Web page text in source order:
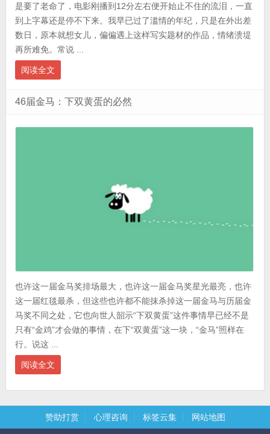
是要了老命了，电影刚播到12分左右便开始止不住的流泪，一直
到上字幕还是停不下来。我早已过了滥情的年纪，只是在外出差
数日，原本就想女儿，偏偏遇上这样写实题材的作品，情绪溃堤
再所难免。常说 ...
阅读全文
46届金马：下双黄蛋的必然
也许这一届金马奖排场最大，也许这一届金马奖星光最亮，也许
这一届红毯最杀，但这些也许都不能抹杀掉这一届金马与历届金
马奖不同之处，它也向世人韶示“下双黄蛋”这件事情早已经不是
只有“金鸡”才会做的事情，在下“双黄蛋”这一块，“金马”照样在
行。说这 ...
阅读全文
赞助打赏 心理咨询 标签云集 网站地图